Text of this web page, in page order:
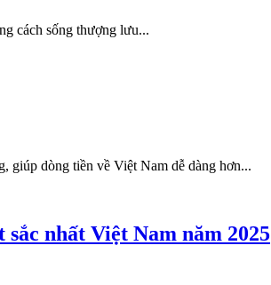
cách sống thượng lưu...
giúp dòng tiền về Việt Nam dễ dàng hơn...
nhất Việt Nam năm 2025